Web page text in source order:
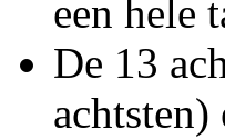
een hele
De 13
achtsten)